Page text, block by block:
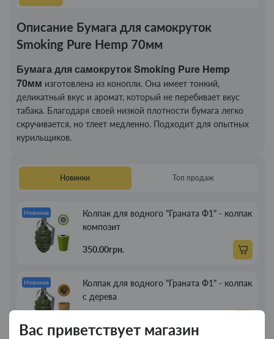
Вас приветствует магазин
Описание Бумага для самокруток
Smoking Pure Hemp 70мм
Бумага для самокруток Smoking Pure Hemp
70мм изготовлена из конопли. Она имеет тонкий,
деликатный вкус и аромат, который не перебивает вкус
табака. Благодаря своей низкой плотности бумага легко
скручивается, но тлеет медленно. Подходит для опытных
курильщиков.
Новинки Топ продаж
Новинка
Колпак для водного "Граната Ф1" - колпак
композит
350.00грн.
Новинка
Колпак для водного "Граната Ф1" - колпак
с дерева